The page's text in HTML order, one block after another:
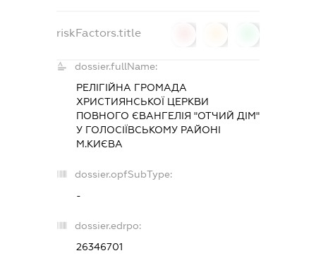
riskFactors.title
dossier.fullName:
РЕЛІГІЙНА ГРОМАДА
ХРИСТИЯНСЬКОЇ ЦЕРКВИ
ПОВНОГО ЄВАНГЕЛІЯ "ОТЧИЙ ДІМ"
У ГОЛОСІЇВСЬКОМУ РАЙОНІ
М.КИЄВА
dossier.opfSubType:
-
dossier.edrpo:
26346701